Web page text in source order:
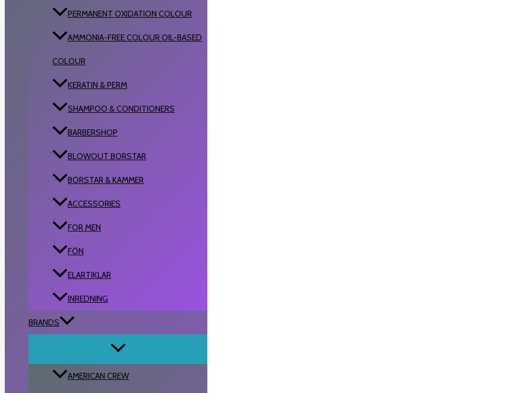
PERMANENT OXIDATION COLOUR
AMMONIA-FREE COLOUR OIL-BASED
COLOUR
KERATIN & PERM
SHAMPOO & CONDITIONERS
BARBERSHOP
BLOWOUT BORSTAR
BORSTAR & KAMMER
ACCESSORIES
FOR MEN
FÖN
ELARTIKLAR
INREDNING
BRANDS
AMERICAN CREW